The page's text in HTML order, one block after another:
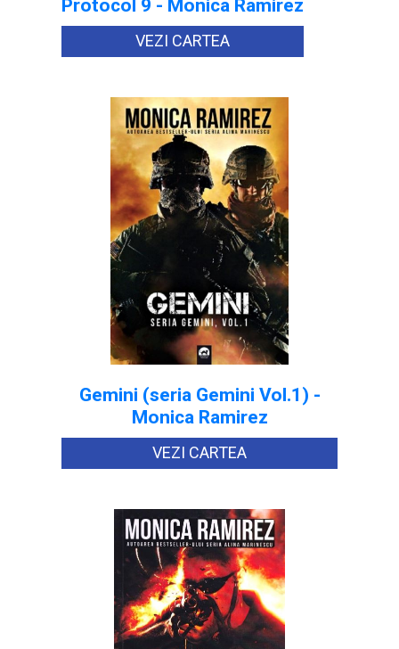
VEZI CARTEA
Gemini (seria Gemini Vol.1) -
Monica Ramirez
VEZI CARTEA